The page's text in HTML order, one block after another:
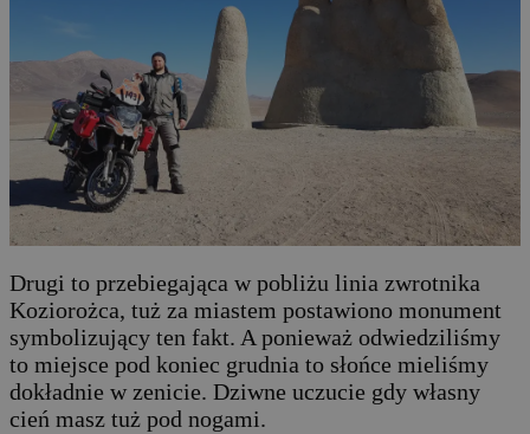
Drugi to przebiegająca w pobliżu linia zwrotnika
Koziorożca, tuż za miastem postawiono monument
symbolizujący ten fakt. A ponieważ odwiedziliśmy
to miejsce pod koniec grudnia to słońce mieliśmy
dokładnie w zenicie. Dziwne uczucie gdy własny
cień masz tuż pod nogami.